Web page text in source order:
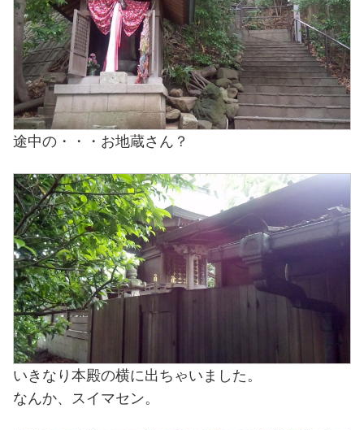
途中の・・・お地蔵さん？
いきなり本殿の横に出ちゃいました。
なんか、スイマセン。